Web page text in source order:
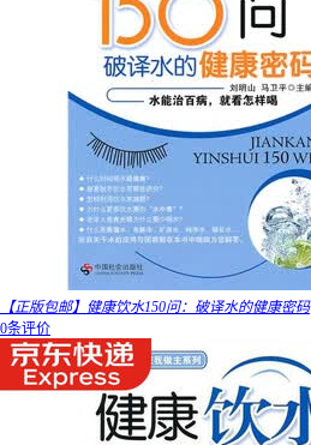
【正版包邮】健康饮水150问：破译水的健康密码
0条评价